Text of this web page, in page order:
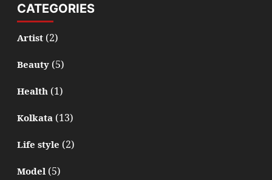
CATEGORIES
Artist(2)
Beauty(5)
Health(1)
Kolkata(13)
Life style (2)
Model(5)